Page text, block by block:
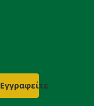
Εγγραφείτε